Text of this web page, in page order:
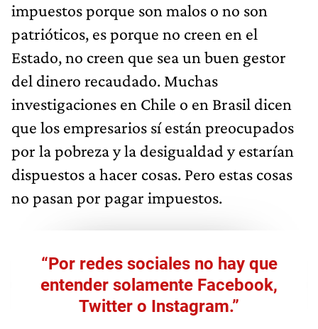
impuestos porque son malos o no son
patrióticos, es porque no creen en el
Estado, no creen que sea un buen gestor
del dinero recaudado. Muchas
investigaciones en Chile o en Brasil dicen
que los empresarios sí están preocupados
por la pobreza y la desigualdad y estarían
dispuestos a hacer cosas. Pero estas cosas
no pasan por pagar impuestos.
“Por redes sociales no hay que
entender solamente Facebook,
Twitter o Instagram.”